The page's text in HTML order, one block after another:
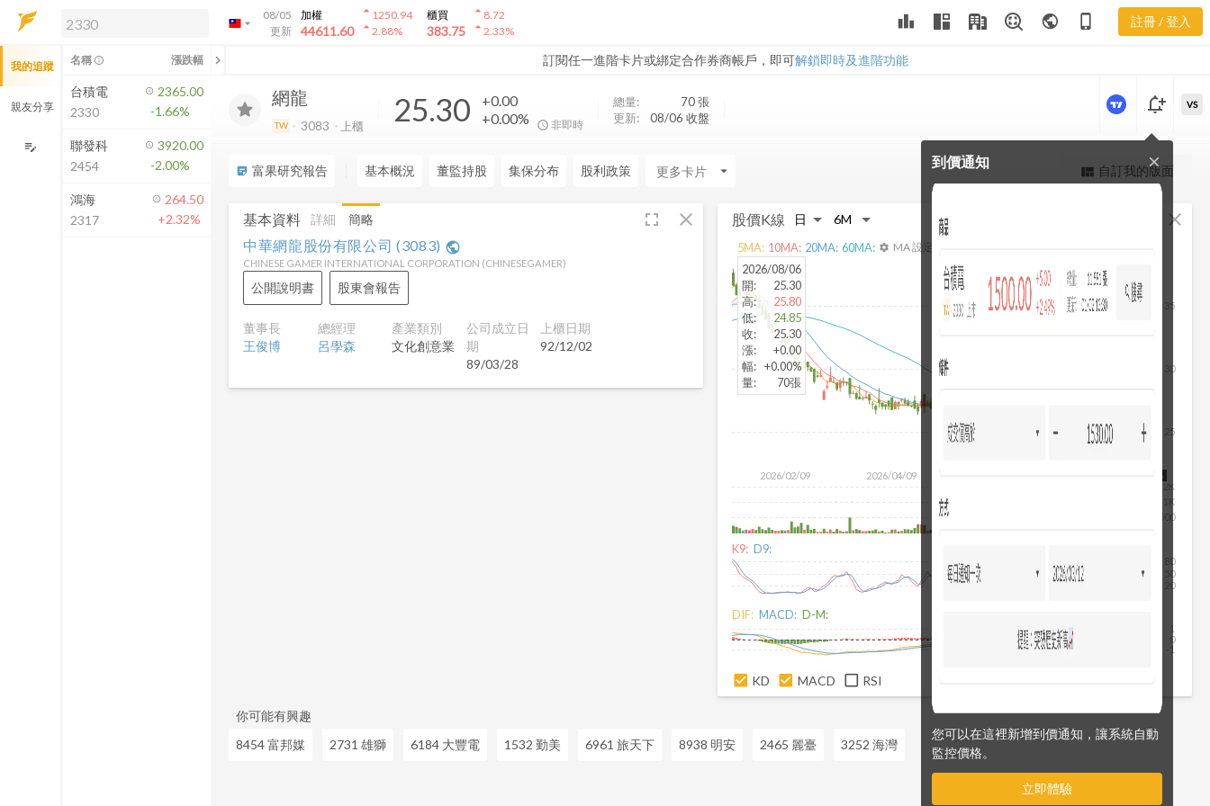
arrow_drop_down
08/05
更新
加權
44611.60
arrow_drop_up1250.94
arrow_drop_up2.88%
櫃買
383.75
arrow_drop_up8.72
arrow_drop_up2.33% leaderboard public phone_iphone 註冊 / 登入
訂閱任一進階卡片或綁定合作券商帳戶，即可解鎖即時及進階功能
解鎖即時行情及進階功能
方案」，即可解鎖以下功能：
即時行情
即時市況與排行
成交金額熱力圖
前往方案訂閱
如何綁定合作券商
料
網龍
TW 3083 上櫃 25.30
+0.00
+0.00%
非即時
總量: 70張
更新:
08/06 收盤
更強大的進階價量圖表
notification_add
到價通知
您可以在這裡新增到價通知，讓系統自動
監控價格。
立即體驗
close
VS
sticky_note_2 富果研究報告 基本概況 董監持股 集保分布 股利政策 arrow_drop_down view_quilt 自訂我的版面
基本資料 fullscreen close
詳細 簡略
中華網龍股份有限公司 (3083) public
CHINESE GAMER INTERNATIONAL CORPORATION (CHINESEGAMER)
公開說明書 股東會報告
董事長
王俊博
總經理
呂學森
產業類別
文化創意業
公司成立日
期
89/03/28
上櫃日期
92/12/02
股價K線 close
2026/02/09 2026/04/09
25
30
35
2026/08/06
500
1K
2K
2026/08/06
開:
25.30
高:
25.80
低:
24.85
收:
25.30
漲:
+0.00
幅: +0.00%
量: 70張
5MA: 10MA: 20MA: 60MA: settings MA 設定
K9: D9:
20
50
80
DIF: MACD: D-M:
0
KD MACD RSI
你可能有興趣
8454 富邦媒
2731 雄獅 6184 大豐電 1532 勤美 6961 旅天下 8938 明安 2465 麗臺 3252 海灣
我的追蹤
親友分享
edit_note
名稱 info_outline 漲跌幅 chevron_left
台積電
2330
2365.00
-1.66%
聯發科
2454
3920.00
-2.00%
鴻海
2317
264.50
+2.32%